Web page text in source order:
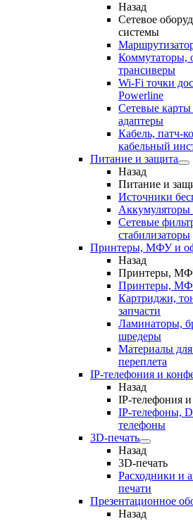
Назад
Сетевое
системы
Коммутаторы,
трансиверы
Wi-Fi точки
Powerline
Сетевые
адаптеры
Кабель, патч-
кабельный
Питание и защита
Назад
Питание и
Источники
Сетевые
стабилизаторы
Принтеры, МФУ и
Назад
Принтеры,
Принтеры,
Картриджи,
запчасти
Ламинаторы,
шредеры
Материалы
переплета
IP-телефония и
Назад
IP-телефония
IP-телефоны,
телефоны
3D-печать
Назад
3D-печать
Расходники и
печати
Презентационное
Назад